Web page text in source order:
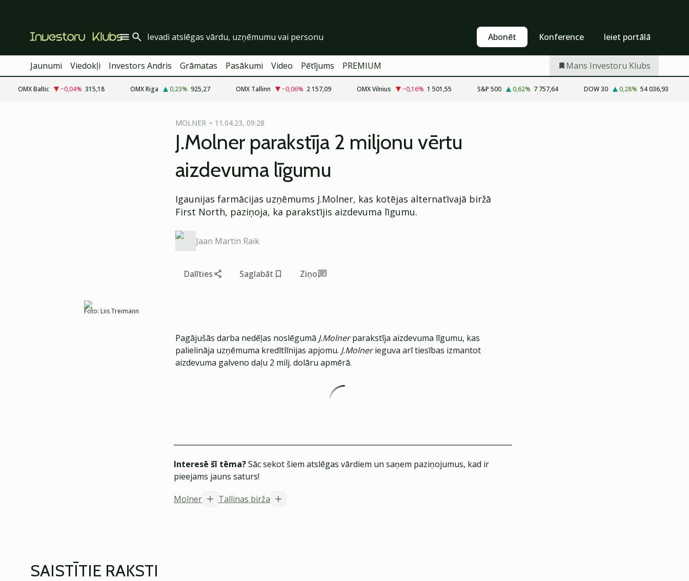
Abonēt Konference Ieiet portālā
Jaunumi Viedokļi Investors Andris Grāmatas Pasākumi Video Pētījums PREMIUM Mans Investoru Klubs
OMX Baltic −0,04% 315,18 OMX Riga 0,23% 925,27 OMX Tallinn −0,06% 2 157,09 OMX Vilnius −0,16% 1 501,55 S&P 500 0,62% 7 757,64 DOW 30 0,28% 54 036,93
MOLNER 11.04.23, 09:28
J.Molner parakstīja 2 miljonu vērtu
aizdevuma līgumu
Igaunijas farmācijas uzņēmums J.Molner, kas kotējas alternatīvajā biržā
First North, paziņoja, ka parakstījis aizdevuma līgumu.
Jaan Martin Raik
Dalīties Saglabāt Ziņo
Foto: Liis Treimann
Pagājušās darba nedēļas noslēgumā J.Molnerparakstīja aizdevuma līgumu, kas
palielināja uzņēmuma kredītlīnijas apjomu. J.Molnerieguva arī tiesības izmantot
aizdevuma galveno daļu 2 milj. dolāru apmērā.
Interesē šī tēma?Sāc sekot šiem atslēgas vārdiem un saņem paziņojumus, kad ir
pieejams jauns saturs!
Molner
Tallinas birža
SAISTĪTIE RAKSTI